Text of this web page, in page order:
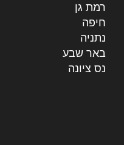
רמת גן
חיפה
נתניה
באר שבע
נס ציונה